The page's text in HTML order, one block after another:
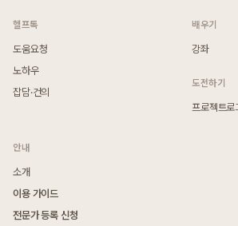
헬프톡
도움요청
노하우
잡담·건의
배우기
강좌
도전하기
프로젝트로
안내
소개
이용 가이드
전문가 등록 신청